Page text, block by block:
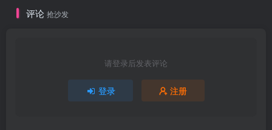
评论 抢沙发
请登录后发表评论
登录 注册